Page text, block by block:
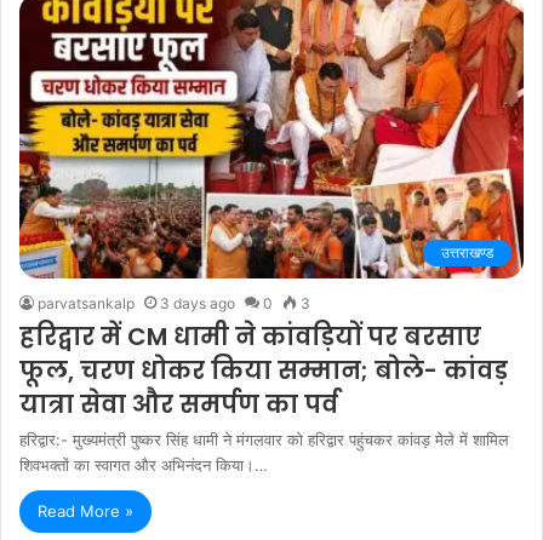
उत्तराखण्ड
parvatsankalp 3 days ago 0 3
हरिद्वार में CM धामी ने कांवड़ियों पर बरसाए
फूल, चरण धोकर किया सम्मान; बोले- कांवड़
यात्रा सेवा और समर्पण का पर्व
हरिद्वार:- मुख्यमंत्री पुष्कर सिंह धामी ने मंगलवार को हरिद्वार पहुंचकर कांवड़ मेले में शामिल
शिवभक्तों का स्वागत और अभिनंदन किया।…
Read More »